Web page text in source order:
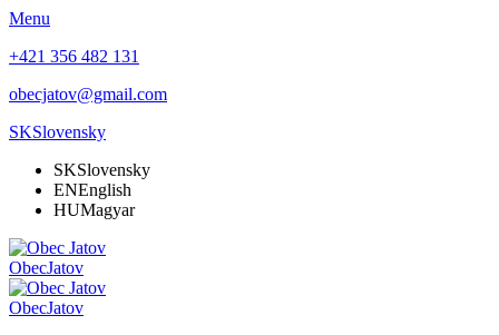
Menu
+421 356 482 131
obecjatov@gmail.com
SKSlovensky
SKSlovensky
ENEnglish
HUMagyar
ObecJatov
ObecJatov